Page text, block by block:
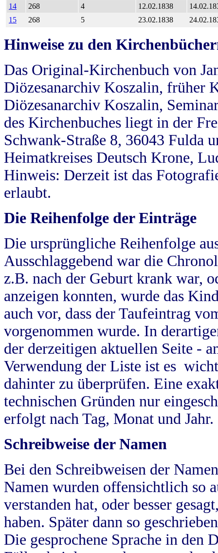
14
268 4 12.02.1838
15
268 5 23.02.1838
Hinweise zu den
Das Original-Kirchenbuch von
Diözesanarchiv Koszalin, früher
Diözesanarchiv Koszalin,
des Kirchenbuches liegt in der
Schwank-Straße 8, 36043 Fulda
Heimatkreises Deutsch Krone,
Hinweis: Derzeit ist das
erlaubt.
Die Reihenfolge der Einträge
Die ursprüngliche Reihenfolge
Ausschlaggebend war die
z.B. nach der Geburt krank war,
anzeigen konnten, wurde das
auch vor, dass der Taufeintrag
vorgenommen wurde. In
der derzeitigen aktuellen Seite -
Verwendung der Liste ist es
dahinter zu überprüfen. Eine
technischen Gründen nur
erfolgt nach Tag, Monat und Jahr.
Schreibweise der Namen
Bei den Schreibweisen der
Namen wurden offensichtlich so
verstanden hat, oder besser
haben. Später dann so
Die gesprochene Sprache in